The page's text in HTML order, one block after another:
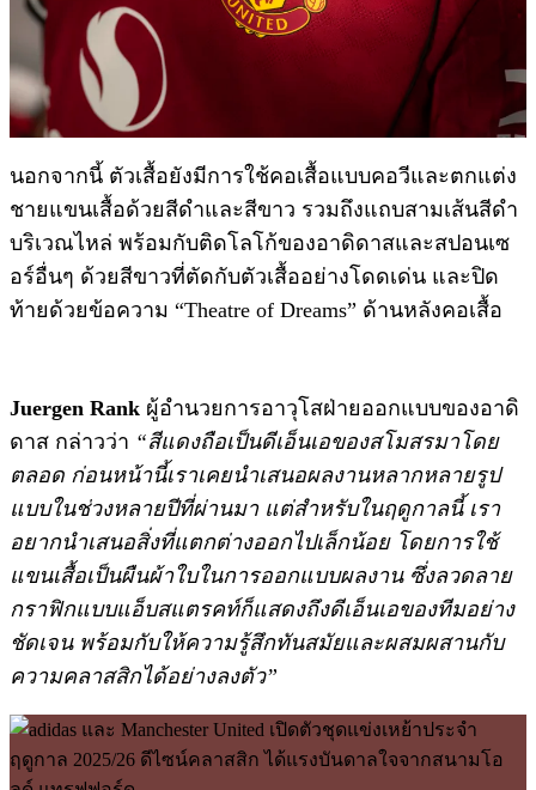
นอกจากนี้ ตัวเสื้อยังมีการใช้คอเสื้อแบบคอวีและตกแต่ง
ชายแขนเสื้อด้วยสีดำและสีขาว รวมถึงแถบสามเส้นสีดำ
บริเวณไหล่ พร้อมกับติดโลโก้ของอาดิดาสและสปอนเซ
อร์อื่นๆ ด้วยสีขาวที่ตัดกับตัวเสื้ออย่างโดดเด่น และปิด
ท้ายด้วยข้อความ “Theatre of Dreams” ด้านหลังคอเสื้อ
Juergen Rank ผู้อำนวยการอาวุโสฝ่ายออกแบบของอาดิ
ดาส กล่าวว่า “สีแดงถือเป็นดีเอ็นเอของสโมสรมาโดย
ตลอด ก่อนหน้านี้เราเคยนำเสนอผลงานหลากหลายรูป
แบบในช่วงหลายปีที่ผ่านมา แต่สำหรับในฤดูกาลนี้ เรา
อยากนำเสนอสิ่งที่แตกต่างออกไปเล็กน้อย โดยการใช้
แขนเสื้อเป็นผืนผ้าใบในการออกแบบผลงาน ซึ่งลวดลาย
กราฟิกแบบแอ็บสแตรคท์ก็แสดงถึงดีเอ็นเอของทีมอย่าง
ชัดเจน พร้อมกับให้ความรู้สึกทันสมัยและผสมผสานกับ
ความคลาสสิกได้อย่างลงตัว”